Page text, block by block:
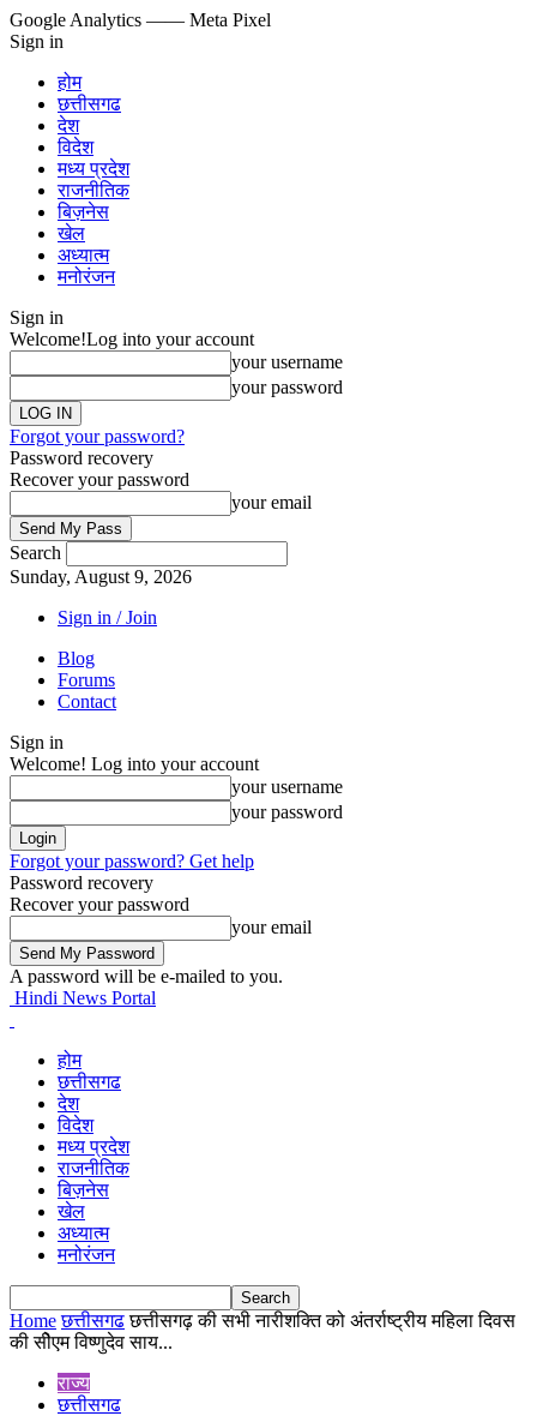
Google Analytics —— Meta Pixel
Sign in
होम
छत्तीसगढ
देश
विदेश
मध्य प्रदेश
राजनीतिक
बिज़नेस
खेल
अध्यात्म
मनोरंजन
Sign in
Welcome!Log into your account
your username
your password
Forgot your password?
Password recovery
Recover your password
your email
Search
Sunday, August 9, 2026
Sign in / Join
Blog
Forums
Contact
Sign in
Welcome! Log into your account
your username
your password
Forgot your password? Get help
Password recovery
Recover your password
your email
A password will be e-mailed to you.
Hindi News Portal
होम
छत्तीसगढ
देश
विदेश
मध्य प्रदेश
राजनीतिक
बिज़नेस
खेल
अध्यात्म
मनोरंजन
Home छत्तीसगढ छत्तीसगढ़ की सभी नारीशक्ति को अंतर्राष्ट्रीय महिला दिवस
की सीेएम विष्णुदेव साय...
राज्य
छत्तीसगढ